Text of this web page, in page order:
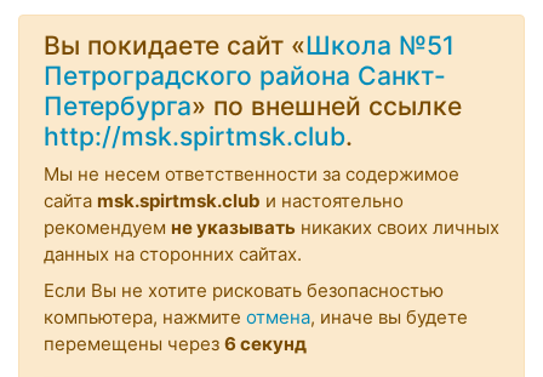
Вы покидаете сайт «Школа №51
Петроградского района Санкт-
Петербурга» по внешней ссылке
http://msk.spirtmsk.club.
Мы не несем ответственности за содержимое
сайта msk.spirtmsk.club и настоятельно
рекомендуем не указывать никаких своих личных
данных на сторонних сайтах.
Если Вы не хотите рисковать безопасностью
компьютера, нажмите отмена, иначе вы будете
перемещены через 6 секунд